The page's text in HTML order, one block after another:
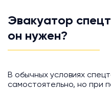
Эвакуатор
он нужен?
В обычных условиях
самостоятельно, но при